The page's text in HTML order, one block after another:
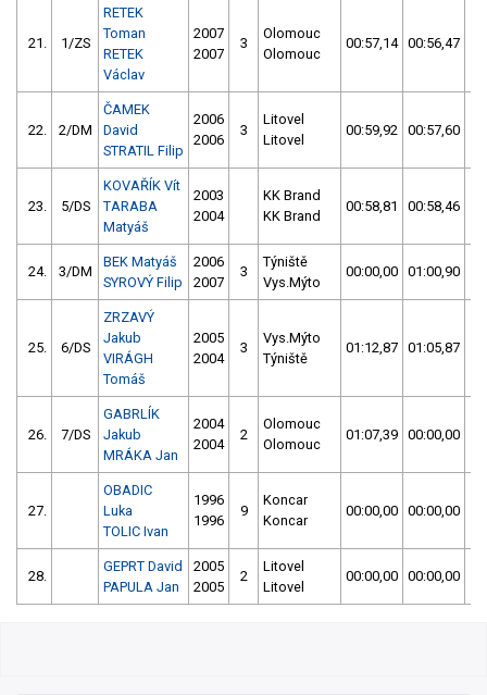
21. 1/ZS
RETEK
Toman
RETEK
Václav
2007
2007
3
Olomouc
Olomouc
00:57,14 00:56,47
22. 2/DM
ČAMEK
David
STRATIL Filip
2006
2006
3
Litovel
Litovel
00:59,92 00:57,60
23. 5/DS
KOVAŘÍK Vít
TARABA
Matyáš
2003
2004
KK Brand
KK Brand
00:58,81 00:58,46
24. 3/DM
BEK Matyáš
SYROVÝ Filip
2006
2007
3
Týniště
Vys.Mýto
00:00,00 01:00,90
25. 6/DS
ZRZAVÝ
Jakub
VIRÁGH
Tomáš
2005
2004
3
Vys.Mýto
Týniště
01:12,87 01:05,87
26. 7/DS
GABRLÍK
Jakub
MRÁKA Jan
2004
2004
2
Olomouc
Olomouc
01:07,39 00:00,00
27.
OBADIC
Luka
TOLIC Ivan
1996
1996
9
Koncar
Koncar
00:00,00 00:00,00
28.
GEPRT David
PAPULA Jan
2005
2005
2
Litovel
Litovel
00:00,00 00:00,00